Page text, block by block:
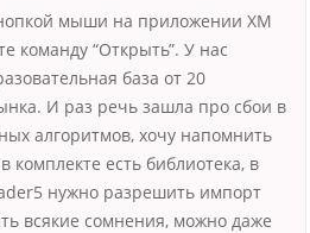
мыши на приложении XM
команду “Открыть”. У нас
база от 20
И раз речь зашла про сбои в
алгоритмов, хочу напомнить
комплекте есть библиотека, в
нужно разрешить импорт
всякие сомнения, можно даже